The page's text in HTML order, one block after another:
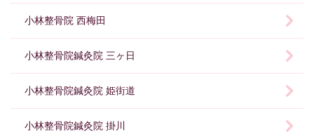
小林整骨院 西梅田
小林整骨院鍼灸院 三ヶ日
小林整骨院鍼灸院 姫街道
小林整骨院鍼灸院 掛川